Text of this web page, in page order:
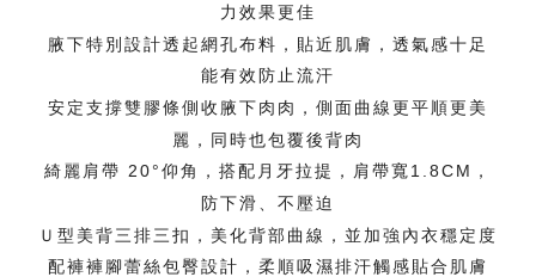
力效果更佳
腋下特別設計透起網孔布料，貼近肌膚，透氣感十足
能有效防止流汗
安定支撐雙膠條側收腋下肉肉，側面曲線更平順更美
麗，同時也包覆後背肉
綺麗肩帶 20°仰角，搭配月牙拉提，肩帶寬1.8CM，
防下滑、不壓迫
Ｕ型美背三排三扣，美化背部曲線，並加強內衣穩定度
配褲褲腳蕾絲包臀設計，柔順吸濕排汗觸感貼合肌膚